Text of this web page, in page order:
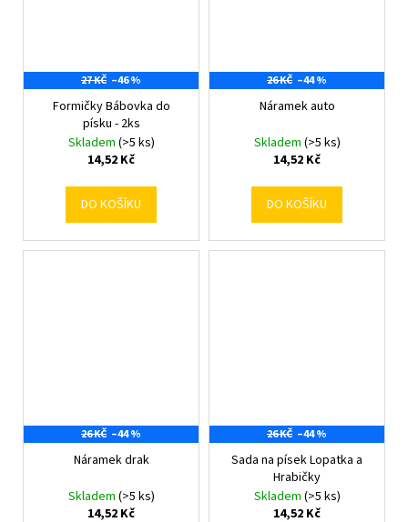
27 KČ –46 %
Formičky Bábovka do
písku - 2ks
Skladem (>5 ks)
14,52 Kč
DO KOŠÍKU
26 KČ –44 %
Náramek auto
Skladem (>5 ks)
14,52 Kč
DO KOŠÍKU
26 KČ –44 %
Náramek drak
Skladem (>5 ks)
14,52 Kč
26 KČ –44 %
Sada na písek Lopatka a
Hrabičky
Skladem (>5 ks)
14,52 Kč